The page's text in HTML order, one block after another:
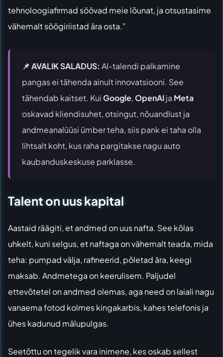
tehnoloogiafirmad söövad meie lõunat, ja otsustasime
vähemalt söögiriistad ära osta.”
📌 AVALIK SALADUS: AI-talendi palkamine
pangas ei tähenda ainult innovatsiooni. See
tähendab kaitset. KuiGoogle,OpenAIja Meta
oskavad kliendisuhet, otsingut, nõuandlust ja
andmeanalüüsi ümber teha, siis pank ei taha olla
lihtsalt koht, kus raha pargitakse nagu auto
kaubanduskeskuse parklasse.
Talent on uus kapital
Aastaid räägiti, et andmed on uus nafta. See kõlas
uhkelt, kuni selgus, et naftaga on vähemalt teada, mida
teha: pumpad välja, rafineerid, põletad ära, keegi
maksab. Andmetega on keerulisem. Paljudel
ettevõtetel on andmed olemas, aga need on laiali nagu
vanaema fotod kolmes kingakarbis, kahes telefonis ja
ühes kadunud mälupulgas.
Seetõttu on tegelik vara inimene, kes oskab sellest